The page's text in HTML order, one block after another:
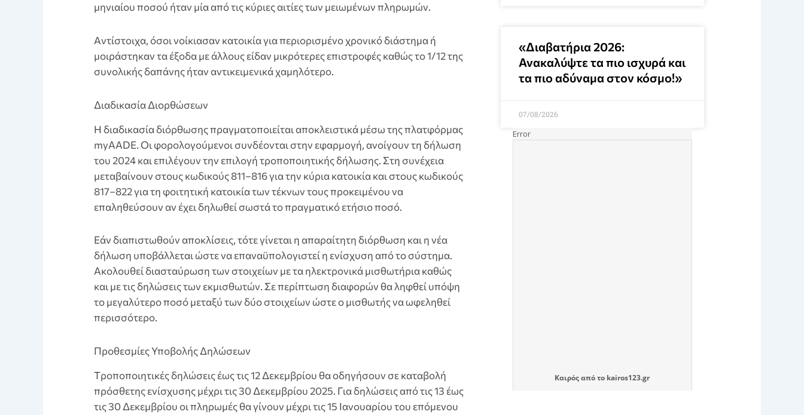
μηνιαίου ποσού ήταν μία από τις κύριες αιτίες των μειωμένων πληρωμών.
Aντίστοιχα, όσοι νοίκιασαν κατοικία για περιορισμένο χρονικό διάστημα ή
μοιράστηκαν τα έξοδα με άλλους είδαν μικρότερες επιστροφές καθώς το 1/12 της
συνολικής δαπάνης ήταν αντικειμενικά χαμηλότερο.
Διαδικασία Διορθώσεων
Η διαδικασία διόρθωσης πραγματοποιείται αποκλειστικά μέσω της πλατφόρμας
myAADE. Οι φορολογούμενοι συνδέονται στην εφαρμογή, ανοίγουν τη δήλωση
του 2024 και επιλέγουν την επιλογή τροποποιητικής δήλωσης. Στη συνέχεια
μεταβαίνουν στους κωδικούς 811–816 για την κύρια κατοικία και στους κωδικούς
817–822 για τη φοιτητική κατοικία των τέκνων τους προκειμένου να
επαληθεύσουν αν έχει δηλωθεί σωστά το πραγματικό ετήσιο ποσό.
Eάν διαπιστωθούν αποκλίσεις, τότε γίνεται η απαραίτητη διόρθωση και η νέα
δήλωση υποβάλλεται ώστε να επαναϋπολογιστεί η ενίσχυση από το σύστημα.
Ακολουθεί διασταύρωση των στοιχείων με τα ηλεκτρονικά μισθωτήρια καθώς
και με τις δηλώσεις των εκμισθωτών. Σε περίπτωση διαφορών θα ληφθεί υπόψη
το μεγαλύτερο ποσό μεταξύ των δύο στοιχείων ώστε ο μισθωτής να ωφεληθεί
περισσότερο.
Προθεσμίες Υποβολής Δηλώσεων
Tροποποιητικές δηλώσεις έως τις 12 Δεκεμβρίου θα οδηγήσουν σε καταβολή
πρόσθετης ενίσχυσης μέχρι τις 30 Δεκεμβρίου 2025. Για δηλώσεις από τις 13 έως
τις 30 Δεκεμβρίου οι πληρωμές θα γίνουν μέχρι τις 15 Ιανουαρίου του επόμενου
«Διαβατήρια 2026:
Ανακαλύψτε τα πιο ισχυρά και
τα πιο αδύναμα στον κόσμο!»
07/08/2026
Καιρόςαπό το kairos123.gr